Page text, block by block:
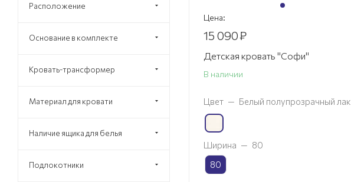
Цена:
15 090₽
Детская кровать "Софи"
В наличии
Цвет — Белый полупрозрачный лак
Ширина — 80
80
Расположение
Основание в комплекте
Кровать-трансформер
Материал для кровати
Наличие ящика для белья
Подлокотники